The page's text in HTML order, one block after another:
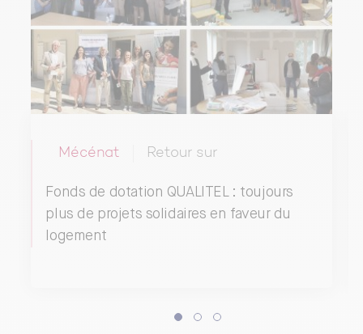
Mécénat Retour sur
Fonds de dotation QUALITEL : toujours
plus de projets solidaires en faveur du
logement